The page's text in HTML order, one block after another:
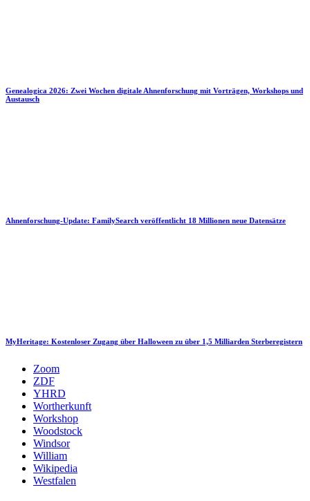
Genealogica 2026: Zwei Wochen digitale Ahnenforschung mit Vorträgen, Workshops und
Austausch
Ahnenforschung-Update: FamilySearch veröffentlicht 18 Millionen neue Datensätze
MyHeritage: Kostenloser Zugang über Halloween zu über 1,5 Milliarden Sterberegistern
Zoom
ZDF
YHRD
Wortherkunft
Workshop
Woodstock
Windsor
William
Wikipedia
Westfalen